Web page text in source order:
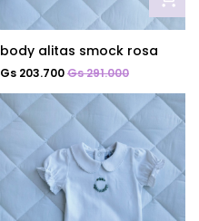
body alitas smock rosa
Gs 203.700Gs 291.000